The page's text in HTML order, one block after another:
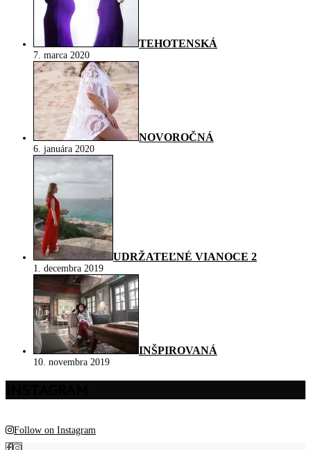
TEHOTENSKÁ
7. marca 2020
NOVOROČNÁ
6. januára 2020
UDRŽATEĽNÉ VIANOCE 2
1. decembra 2019
INŠPIROVANÁ
10. novembra 2019
Follow on Instagram